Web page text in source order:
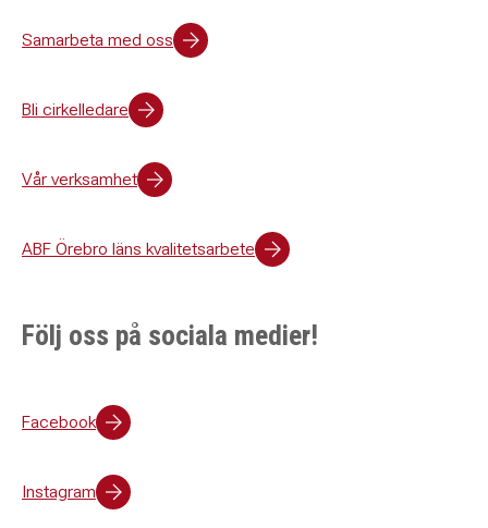
Samarbeta med oss
Bli cirkelledare
Vår verksamhet
ABF Örebro läns kvalitetsarbete
Följ oss på sociala medier!
Facebook
Instagram